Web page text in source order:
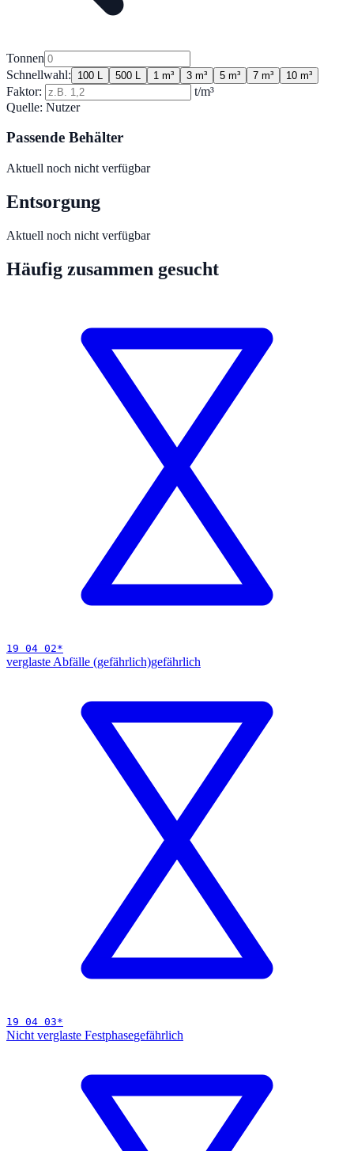
Tonnen
Schnellwahl:
100 L 500 L 1 m³ 3 m³ 5 m³ 7 m³ 10 m³
Faktor:
t/m³
Quelle: Nutzer
Passende Behälter
Aktuell noch nicht verfügbar
Entsorgung
Aktuell noch nicht verfügbar
Häufig zusammen gesucht
19 04 02*
verglaste Abfälle (gefährlich)gefährlich
19 04 03*
Nicht verglaste Festphasegefährlich